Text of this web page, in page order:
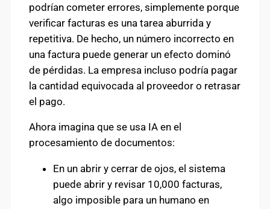
podrían cometer errores, simplemente porque
verificar facturas es una tarea aburrida y
repetitiva. De hecho, un número incorrecto en
una factura puede generar un efecto dominó
de pérdidas. La empresa incluso podría pagar
la cantidad equivocada al proveedor o retrasar
el pago.
Ahora imagina que se usa IA en el
procesamiento de documentos:
En un abrir y cerrar de ojos, el sistema
puede abrir y revisar 10,000 facturas,
algo imposible para un humano en